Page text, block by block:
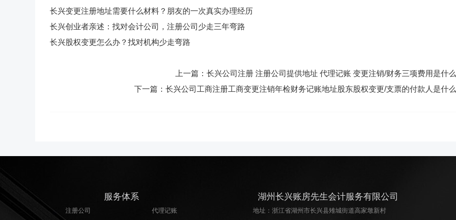
长兴变更注册地址需要什么材料？朋友的一次真实办理经历
长兴创业者亲述：找对会计公司，注册公司少走三年弯路
长兴股权变更怎么办？找对机构少走弯路
上一篇：长兴公司注册 注册公司提供地址 代理记账 变更注销/财务三项费用是什么
下一篇：长兴公司工商注册工商变更注销年检财务记账地址股东股权变更/支票的付款人是什么
服务体系
注册公司
代理记账
湖州长兴账房先生会计服务有限公司
地址：浙江省湖州市长兴县雉城街道高家墩新村